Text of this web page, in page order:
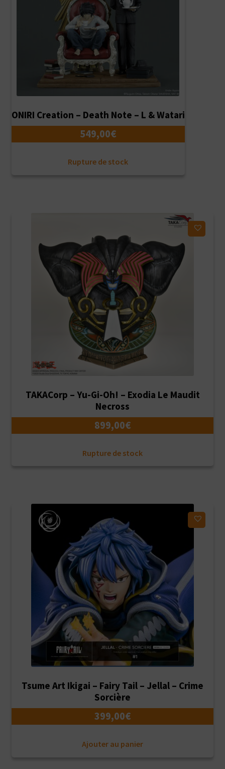
ONIRI Creation – Death Note – L & Watari
549,00€
Rupture de stock
TAKACorp – Yu-Gi-Oh! – Exodia Le Maudit
Necross
899,00€
Rupture de stock
Tsume Art Ikigai – Fairy Tail – Jellal – Crime
Sorcière
399,00€
Ajouter au panier
Ajouter à ma liste d'envies